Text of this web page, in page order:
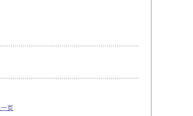
页